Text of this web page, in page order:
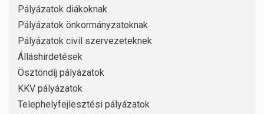
Pályázatok diákoknak
Pályázatok önkormányzatoknak
Pályázatok civil szervezeteknek
Álláshirdetések
Ösztöndíj pályázatok
KKV pályázatok
Telephelyfejlesztési pályázatok